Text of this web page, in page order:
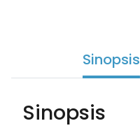
Sinopsis
Sinopsis